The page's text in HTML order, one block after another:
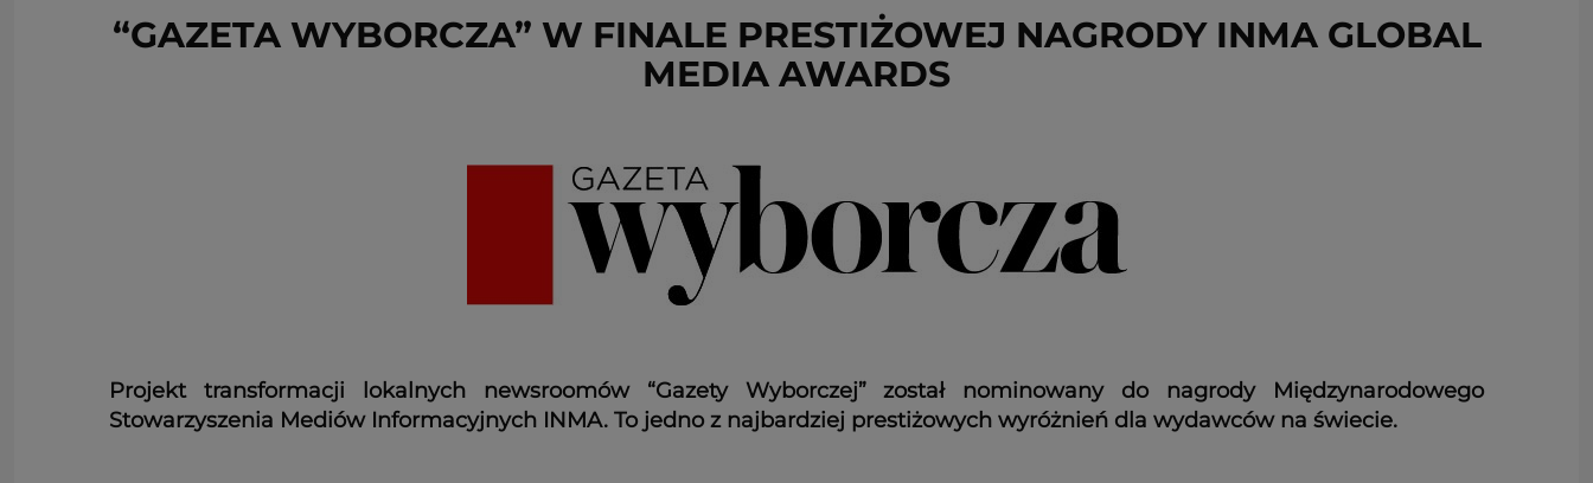
“GAZETA WYBORCZA” W FINALE PRESTIŻOWEJ NAGRODY INMA GLOBAL
MEDIA AWARDS
Projekt transformacji lokalnych newsroomów “Gazety Wyborczej” został nominowany do nagrody Międzynarodowego
Stowarzyszenia Mediów Informacyjnych INMA. To jedno z najbardziej prestiżowych wyróżnień dla wydawców na świecie.